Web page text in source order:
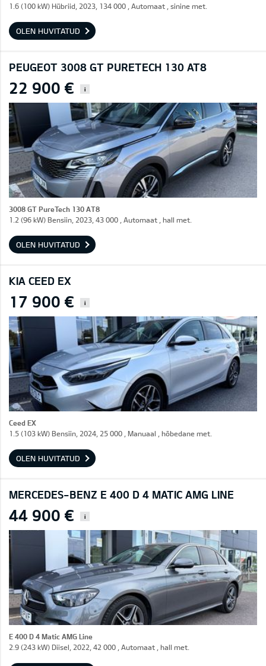
1.6 (100 kW) Hübriid, 2023, 134 000 , Automaat , sinine met.
OLEN HUVITATUD
PEUGEOT 3008 GT PURETECH 130 AT8
22 900 € i
3008 GT PureTech 130 AT8
1.2 (96 kW) Bensiin, 2023, 43 000 , Automaat , hall met.
OLEN HUVITATUD
KIA CEED EX
17 900 € i
Ceed EX
1.5 (103 kW) Bensiin, 2024, 25 000 , Manuaal , hõbedane met.
OLEN HUVITATUD
MERCEDES-BENZ E 400 D 4 MATIC AMG LINE
44 900 € i
E 400 D 4 Matic AMG Line
2.9 (243 kW) Diisel, 2022, 42 000 , Automaat , hall met.